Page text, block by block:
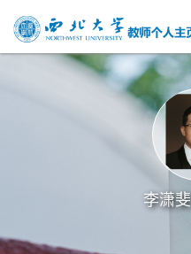
李潇斐